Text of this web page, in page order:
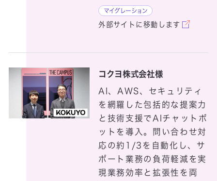
Microsoft Azure
マイグレーション
外部サイトに移動します
コクヨ株式会社様
AI、AWS、セキュリティ
を網羅した包括的な提案力
と技術支援でAIチャットボ
ットを導入。問い合わせ対
応の約1/3を自動化し、サ
ポート業務の負荷軽減を実
現業務効率と拡張性を両